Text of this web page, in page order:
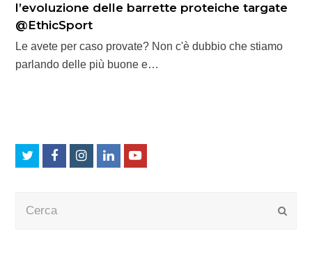
l’evoluzione delle barrette proteiche targate
@EthicSport
Le avete per caso provate? Non c'è dubbio che stiamo
parlando delle più buone e…
TwitterFacebookInstagram
LinkedInYoutube